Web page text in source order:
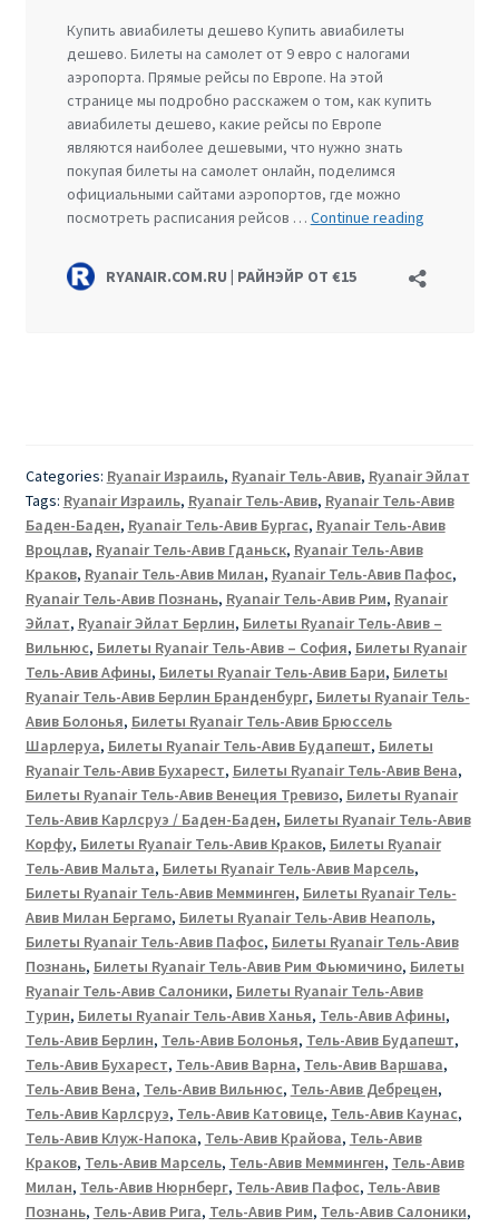
Categories: Ryanair Израиль, Ryanair Тель-Авив, Ryanair Эйлат
Tags: Ryanair Израиль, Ryanair Тель-Авив, Ryanair Тель-Авив
Баден-Баден, Ryanair Тель-Авив Бургас, Ryanair Тель-Авив
Вроцлав, Ryanair Тель-Авив Гданьск, Ryanair Тель-Авив
Краков, Ryanair Тель-Авив Милан, Ryanair Тель-Авив Пафос,
Ryanair Тель-Авив Познань, Ryanair Тель-Авив Рим, Ryanair
Эйлат, Ryanair Эйлат Берлин, Билеты Ryanair Тель-Авив –
Вильнюс, Билеты Ryanair Тель-Авив – София, Билеты Ryanair
Тель-Авив Афины, Билеты Ryanair Тель-Авив Бари, Билеты
Ryanair Тель-Авив Берлин Бранденбург, Билеты Ryanair Тель-
Авив Болонья, Билеты Ryanair Тель-Авив Брюссель
Шарлеруа, Билеты Ryanair Тель-Авив Будапешт, Билеты
Ryanair Тель-Авив Бухарест, Билеты Ryanair Тель-Авив Вена,
Билеты Ryanair Тель-Авив Венеция Тревизо, Билеты Ryanair
Тель-Авив Карлсруэ / Баден-Баден, Билеты Ryanair Тель-Авив
Корфу, Билеты Ryanair Тель-Авив Краков, Билеты Ryanair
Тель-Авив Мальта, Билеты Ryanair Тель-Авив Марсель,
Билеты Ryanair Тель-Авив Мемминген, Билеты Ryanair Тель-
Авив Милан Бергамо, Билеты Ryanair Тель-Авив Неаполь,
Билеты Ryanair Тель-Авив Пафос, Билеты Ryanair Тель-Авив
Познань, Билеты Ryanair Тель-Авив Рим Фьюмичино, Билеты
Ryanair Тель-Авив Салоники, Билеты Ryanair Тель-Авив
Турин, Билеты Ryanair Тель-Авив Ханья, Тель-Авив Афины,
Тель-Авив Берлин, Тель-Авив Болонья, Тель-Авив Будапешт,
Тель-Авив Бухарест, Тель-Авив Варна, Тель-Авив Варшава,
Тель-Авив Вена, Тель-Авив Вильнюс, Тель-Авив Дебрецен,
Тель-Авив Карлсруэ, Тель-Авив Катовице, Тель-Авив Каунас,
Тель-Авив Клуж-Напока, Тель-Авив Крайова, Тель-Авив
Краков, Тель-Авив Марсель, Тель-Авив Мемминген, Тель-Авив
Милан, Тель-Авив Нюрнберг, Тель-Авив Пафос, Тель-Авив
Познань, Тель-Авив Рига, Тель-Авив Рим, Тель-Авив Салоники,